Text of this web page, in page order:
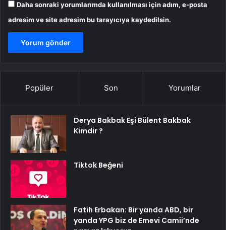
Daha sonraki yorumlarımda kullanılması için adım, e-posta
adresim ve site adresim bu tarayıcıya kaydedilsin.
Popüler Son Yorumlar
Derya Bakbak Eşi Bülent Bakbak
Kimdir ?
Tiktok Beğeni
Fatih Erbakan: Bir yanda ABD, bir
yanda YPG biz de Emevi Camii’nde